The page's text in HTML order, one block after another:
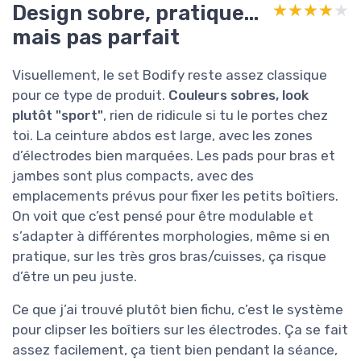
Design sobre, pratique…
mais pas parfait
★★★★★
★★★★★
Visuellement, le set Bodify reste assez classique
pour ce type de produit. Couleurs sobres, look
plutôt "sport", rien de ridicule si tu le portes chez
toi. La ceinture abdos est large, avec les zones
d’électrodes bien marquées. Les pads pour bras et
jambes sont plus compacts, avec des
emplacements prévus pour fixer les petits boîtiers.
On voit que c’est pensé pour être modulable et
s’adapter à différentes morphologies, même si en
pratique, sur les très gros bras/cuisses, ça risque
d’être un peu juste.
Ce que j’ai trouvé plutôt bien fichu, c’est le système
pour clipser les boîtiers sur les électrodes. Ça se fait
assez facilement, ça tient bien pendant la séance,